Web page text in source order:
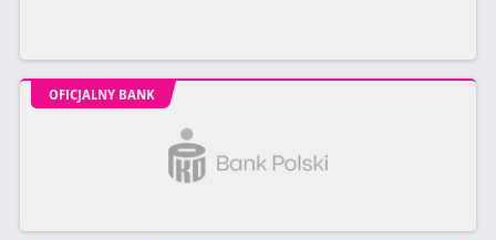
OFICJALNY BANK